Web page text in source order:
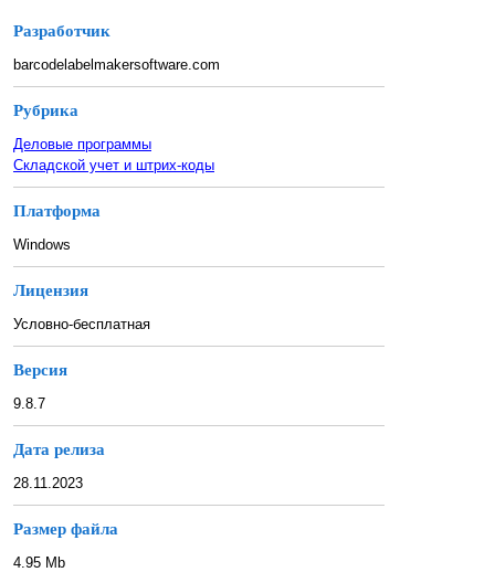
Разработчик
barcodelabelmakersoftware.com
Рубрика
Деловые программы
Складской учет и штрих-коды
Платформа
Windows
Лицензия
Условно-бесплатная
Версия
9.8.7
Дата релиза
28.11.2023
Размер файла
4.95 Mb